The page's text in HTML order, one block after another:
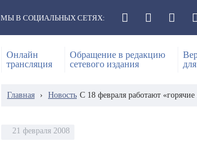
МЫ В СОЦИАЛЬНЫХ СЕТЯХ:
Онлайн
трансляция
Обращение в редакцию
сетевого издания
Главная › Новость С 18 февраля работают
21 февраля 2008